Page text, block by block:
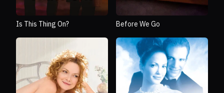
Is This Thing On? Before We Go